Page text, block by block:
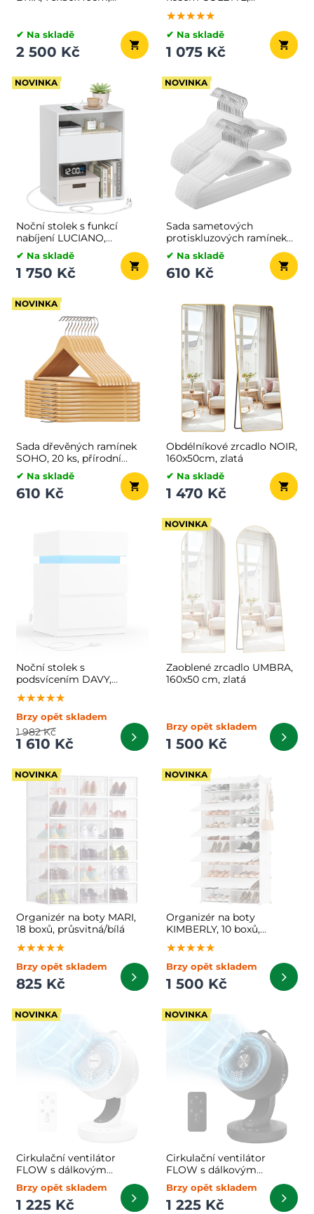
✔ Na skladě
2 500 Kč
45x50cm, šedá/bílá
★★★★★
★★★★★
★★★★★
✔ Na skladě
1 075 Kč
NOVINKA
Noční stolek s funkcí
nabíjení LUCIANO,
35x45x58,3 cm, bílá
✔ Na skladě
1 750 Kč
NOVINKA
Sada sametových
protiskluzových ramínek
CHIC, 50 ks, bílá
✔ Na skladě
610 Kč
NOVINKA
Sada dřevěných ramínek
SOHO, 20 ks, přírodní
hnědá
✔ Na skladě
610 Kč
Obdélníkové zrcadlo NOIR,
160x50cm, zlatá
✔ Na skladě
1 470 Kč
Noční stolek s
podsvícením DAVY,
40x35x55cm, bílá
★★★★★
★★★★★
★★★★★
Brzy opět skladem
1 610 Kč
1 982 Kč
NOVINKA
Zaoblené zrcadlo UMBRA,
160x50 cm, zlatá
Brzy opět skladem
1 500 Kč
NOVINKA
Organizér na boty MARI,
18 boxů, průsvitná/bílá
★★★★★
★★★★★
★★★★★
Brzy opět skladem
825 Kč
NOVINKA
Organizér na boty
KIMBERLY, 10 boxů,
bílá/průhledná
★★★★★
★★★★★
★★★★★
Brzy opět skladem
1 500 Kč
NOVINKA
Cirkulační ventilátor
FLOW s dálkovým
ovládáním, bílý
Brzy opět skladem
1 225 Kč
NOVINKA
Cirkulační ventilátor
FLOW s dálkovým
ovládáním, černý
Brzy opět skladem
1 225 Kč